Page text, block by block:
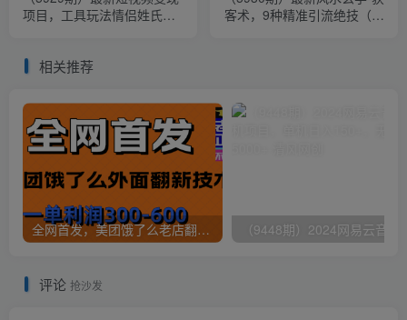
项目，工具玩法情侣姓氏昵
客术，9种精准引流绝技（专
相关推荐
全网首发，美团饿了么老店翻新最新技术，一单利润300-600
评论 抢沙发